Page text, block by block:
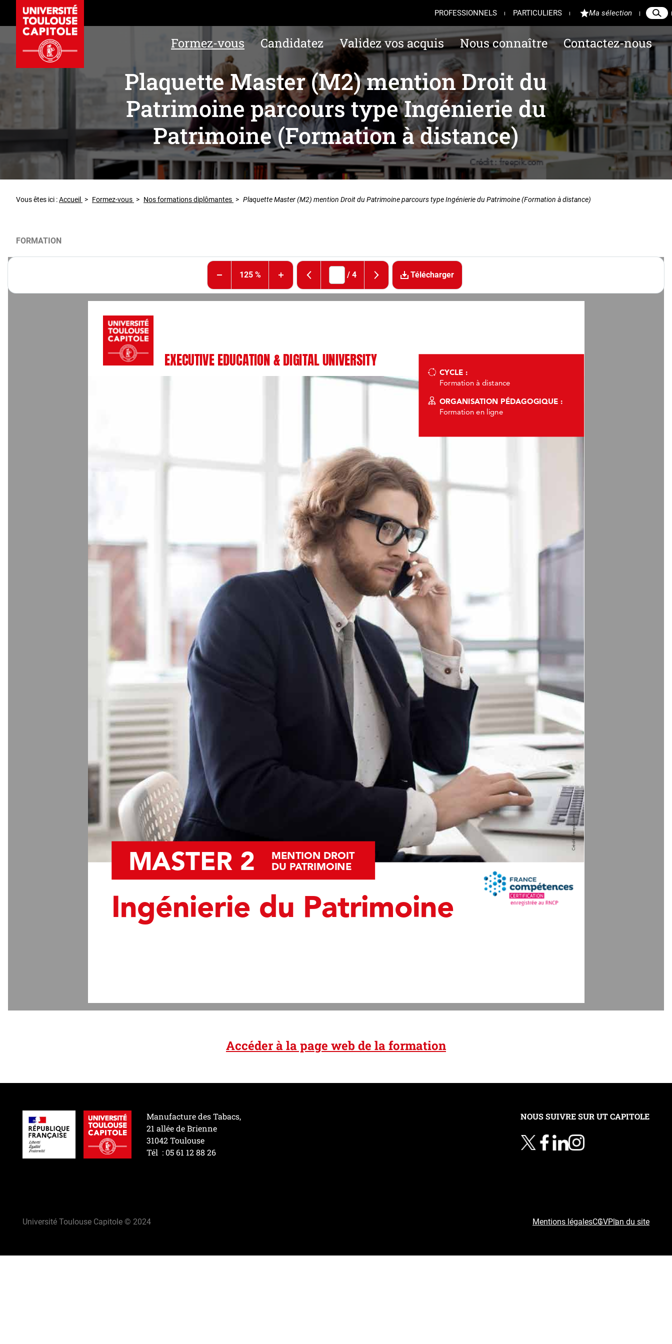
PROFESSIONNELS PARTICULIERS Ma sélection
Formez-vous Candidatez Validez vos acquis Nous connaître Contactez-nous
Plaquette Master (M2) mention Droit du
Patrimoine parcours type Ingénierie du
Patrimoine (Formation à distance)
Vous êtes ici :Accueil > Formez-vous > Nos formations diplômantes > Plaquette Master (M2) mention Droit du Patrimoine parcours type Ingénierie du Patrimoine (Formation à distance)
FORMATION
125 % /4 Télécharger
Ingénierie du Patrimoine
Crédit : freepik.com
Formation à distance
CYCLE :
Formation en ligne
ORGANISATION PÉDAGOGIQUE :
MASTER 2
MENTION DROIT
DU PATRIMOINE
EXECUTIVE EDUCATION & DIGITAL UNIVERSITY
Accéder à la page web de la formation
Manufacture des Tabacs,
21 allée de Brienne
31042 Toulouse
Tél : 05 61 12 88 26
NOUS SUIVRE SUR UT CAPITOLE
Université Toulouse Capitole © 2024 Mentions légalesCGVPlan du site